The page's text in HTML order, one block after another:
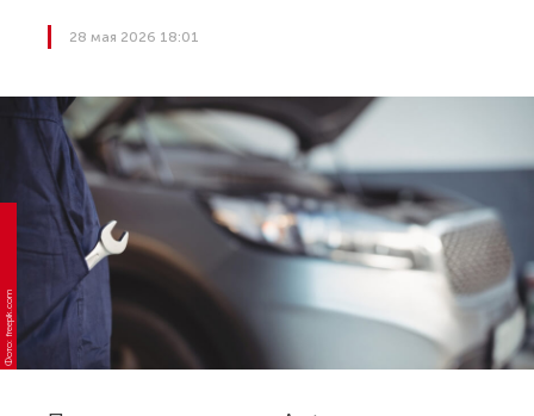
28 мая 2026 18:01
Фото: freepik.com